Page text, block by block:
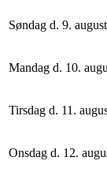
Søndag d. 9. august
Mandag d. 10.
Tirsdag d. 11.
Onsdag d. 12.